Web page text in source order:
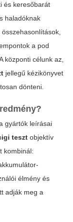
és keresőbarát
haladóknak
a pod
központi célunk az,
jellegű kézikönyvet
dönteni.
gyártók leírásai
teszt objektív
kombinál:
élmény és
adják meg a